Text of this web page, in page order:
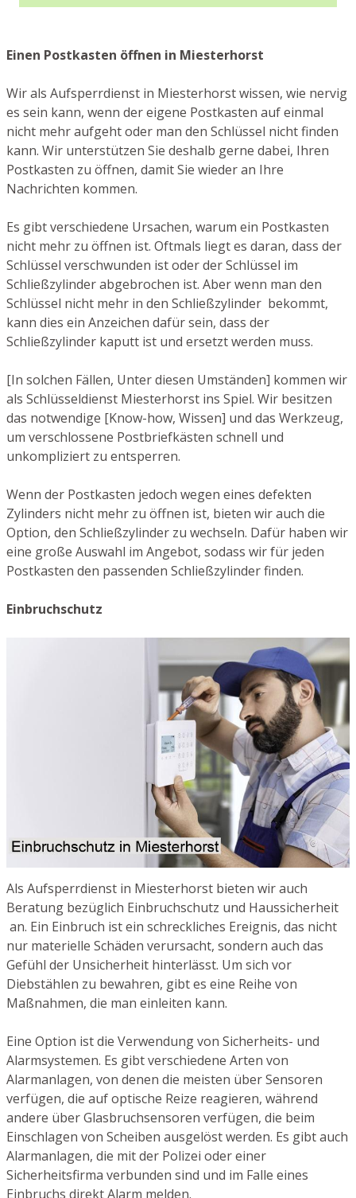
Einen Postkasten öffnen in Miesterhorst
Wir als Aufsperrdienst in Miesterhorst wissen, wie nervig
es sein kann, wenn der eigene Postkasten auf einmal
nicht mehr aufgeht oder man den Schlüssel nicht finden
kann. Wir unterstützen Sie deshalb gerne dabei, Ihren
Postkasten zu öffnen, damit Sie wieder an Ihre
Nachrichten kommen.
Es gibt verschiedene Ursachen, warum ein Postkasten
nicht mehr zu öffnen ist. Oftmals liegt es daran, dass der
Schlüssel verschwunden ist oder der Schlüssel im
Schließzylinder abgebrochen ist. Aber wenn man den
Schlüssel nicht mehr in den Schließzylinder bekommt,
kann dies ein Anzeichen dafür sein, dass der
Schließzylinder kaputt ist und ersetzt werden muss.
[In solchen Fällen, Unter diesen Umständen] kommen wir
als Schlüsseldienst Miesterhorst ins Spiel. Wir besitzen
das notwendige [Know-how, Wissen] und das Werkzeug,
um verschlossene Postbriefkästen schnell und
unkompliziert zu entsperren.
Wenn der Postkasten jedoch wegen eines defekten
Zylinders nicht mehr zu öffnen ist, bieten wir auch die
Option, den Schließzylinder zu wechseln. Dafür haben wir
eine große Auswahl im Angebot, sodass wir für jeden
Postkasten den passenden Schließzylinder finden.
Einbruchschutz
Als Aufsperrdienst in Miesterhorst bieten wir auch
Beratung bezüglich Einbruchschutz und Haussicherheit
an. Ein Einbruch ist ein schreckliches Ereignis, das nicht
nur materielle Schäden verursacht, sondern auch das
Gefühl der Unsicherheit hinterlässt. Um sich vor
Diebstählen zu bewahren, gibt es eine Reihe von
Maßnahmen, die man einleiten kann.
Eine Option ist die Verwendung von Sicherheits- und
Alarmsystemen. Es gibt verschiedene Arten von
Alarmanlagen, von denen die meisten über Sensoren
verfügen, die auf optische Reize reagieren, während
andere über Glasbruchsensoren verfügen, die beim
Einschlagen von Scheiben ausgelöst werden. Es gibt auch
Alarmanlagen, die mit der Polizei oder einer
Sicherheitsfirma verbunden sind und im Falle eines
Einbruchs direkt Alarm melden.